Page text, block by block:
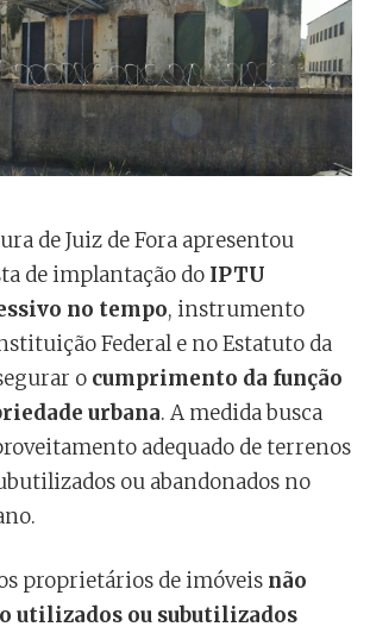
de Juiz de Fora apresentou
de implantação do IPTU
no tempo, instrumento
Federal e no Estatuto da
o cumprimento da função
urbana. A medida busca
adequado de terrenos
ou abandonados no
proprietários de imóveis não
utilizados ou subutilizados